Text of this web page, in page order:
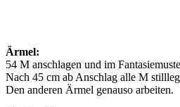
Ärmel:
54 M anschlagen und im
Nach 45 cm ab Anschlag alle M
Den anderen Ärmel genauso arbeiten.